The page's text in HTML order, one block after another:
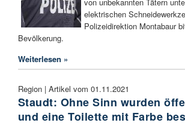
elektrischen
Polizeidirektion Montabaur
Bevölkerung.
Weiterlesen »
Region | Artikel vom 01.11.2021
Staudt: Ohne Sinn wurden
und eine Toilette mit Farbe